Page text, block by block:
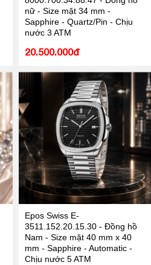
nữ - Size mặt 34 mm -
Sapphire - Quartz/Pin - Chịu
nước 3 ATM
20.500.000đ
Epos Swiss E-
3511.152.20.15.30 - Đồng hồ
Nam - Size mặt 40 mm x 40
mm - Sapphire - Automatic -
Chịu nước 5 ATM